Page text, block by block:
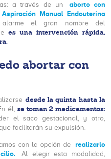
a través de un
aborto con
Manual Endouterina
el gran nombre del
es una intervención rápida,
abortar con
desde la quinta hasta la
él,se toman 2 medicamentos:
el saco gestacional, y otro,
facilitarán su expulsión.
con la opción de
realizarlo
Al elegir esta modalidad,